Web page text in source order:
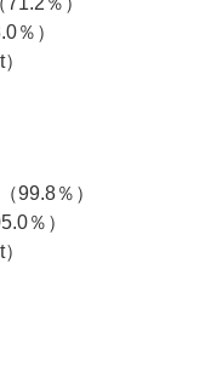
％）
99.8％）
％）